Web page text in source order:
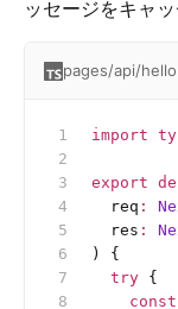
ッセージをキャ
pages/api/
import
export
  req
:
  res
:
) {
  try
{
    const